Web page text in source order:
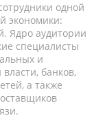
одной
экономики:
Ядро аудитории
специалисты
и
банков,
а также